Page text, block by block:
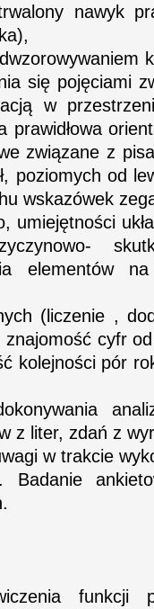
nawyk
się pojęciami
w
prawidłowa
związane z
poziomych od
wskazówek
umiejętności
elementów
(liczenie ,
cyfr
kolejności pór
z liter, zdań z
w trakcie
funkcji